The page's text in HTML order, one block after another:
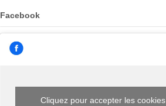
Facebook
Cliquez pour accepter les cookies